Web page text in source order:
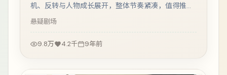
机、反转与人物成长展开，整体节奏紧凑，值得推荐
观看。
悬疑剧场
9.8万 4.2千 9年前